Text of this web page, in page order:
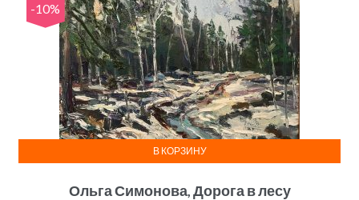
-10%
Ольга Симонова, Дорога в лесу
В КОРЗИНУ